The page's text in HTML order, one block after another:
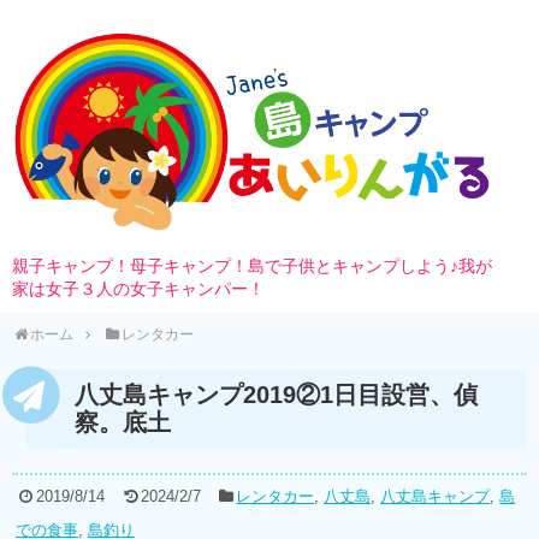
親子キャンプ！母子キャンプ！島で子供とキャンプしよう♪我が
家は女子３人の女子キャンパー！
ホーム レンタカー
八丈島キャンプ2019②1日目設営、偵
察。底土
2019/8/14 2024/2/7 レンタカー 八丈島 八丈島キャンプ,島
での食事 島釣り